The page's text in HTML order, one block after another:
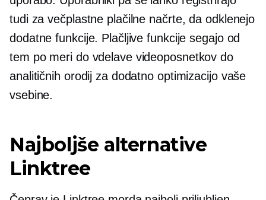
tudi za večplastne plačilne načrte, da odklenejo
dodatne funkcije. Plačljive funkcije segajo od
tem po meri do vdelave videoposnetkov do
analitičnih orodij za dodatno optimizacijo vaše
vsebine.
Najboljše alternative
Linktree